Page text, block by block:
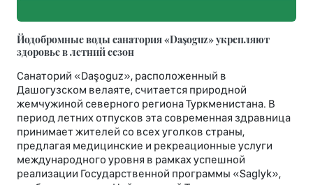
Йодобромные воды санатория «Daşoguz» укрепляют
здоровье в летний сезон
Санаторий «Daşoguz», расположенный в
Дашогузском велаяте, считается природной
жемчужиной северного региона Туркменистана. В
период летних отпусков эта современная здравница
принимает жителей со всех уголков страны,
предлагая медицинские и рекреационные услуги
международного уровня в рамках успешной
реализации Государственной программы «Saglyk»,